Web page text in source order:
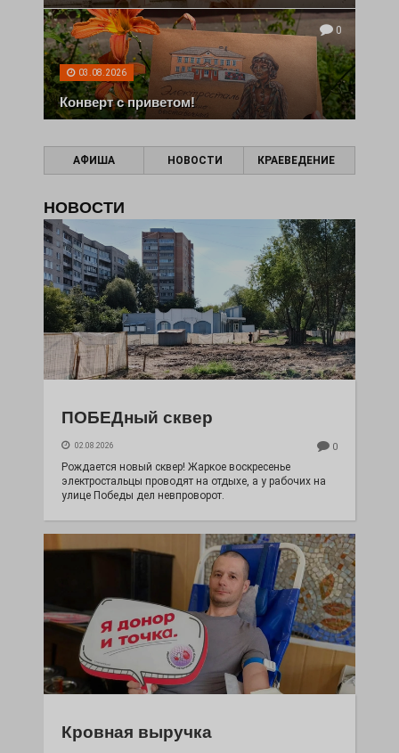
0
03.08.2026
Конверт с приветом!
АФИША НОВОСТИ КРАЕВЕДЕНИЕ
НОВОСТИ
ПОБЕДный сквер
02.08.2026 0
Рождается новый сквер! Жаркое воскресенье
электростальцы проводят на отдыхе, а у рабочих на
улице Победы дел невпроворот.
Кровная выручка